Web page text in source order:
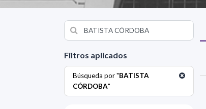
Filtros aplicados
Búsqueda por "BATISTA
CÓRDOBA"